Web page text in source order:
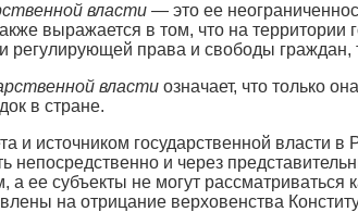
власти — это ее
выражается в том, что на
регулирующей права и свободы граждан,
власти означает, что только
в стране.
и источником государственной
непосредственно и через
а ее субъекты не могут
на отрицание верховенства